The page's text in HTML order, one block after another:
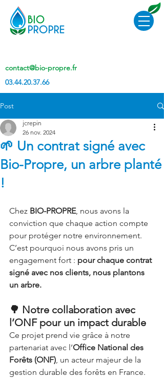
contact@bio-propre.fr
03.44.20.37.66
Post
🌱 Un contrat signé avec
Bio-Propre, un arbre planté
!
jcrepin
26 nov. 2024
Chez BIO-PROPRE, nous avons la
conviction que chaque action compte
pour protéger notre environnement.
C’est pourquoi nous avons pris un
engagement fort : pour chaque contrat
signé avec nos clients, nous plantons
un arbre.
🌳 Notre collaboration avec
l’ONF pour un impact durable
Ce projet prend vie grâce à notre
partenariat avec l’Office National des
Forêts (ONF), un acteur majeur de la
gestion durable des forêts en France.